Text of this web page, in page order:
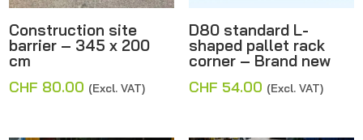
Construction site
barrier – 345 x 200
cm
CHF 80.00 (Excl. VAT)
D80 standard L-
shaped pallet rack
corner – Brand new
CHF 54.00 (Excl. VAT)